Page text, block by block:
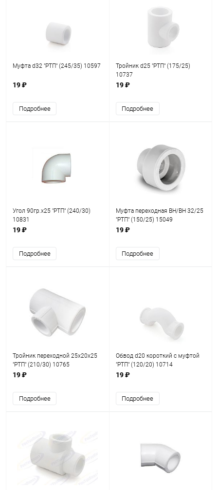
Муфта d32 "РТП" (245/35) 10597
19 ₽
Подробнее
Тройник d25 "РТП" (175/25)
10737
19 ₽
Подробнее
Угол 90гр.х25 "РТП" (240/30)
10831
19 ₽
Подробнее
Муфта переходная ВН/ВН 32/25
"РТП" (150/25) 15049
19 ₽
Подробнее
Тройник переходной 25х20х25
"РТП" (210/30) 10765
19 ₽
Подробнее
Обвод d20 короткий с муфтой
"РТП" (120/20) 10714
19 ₽
Подробнее